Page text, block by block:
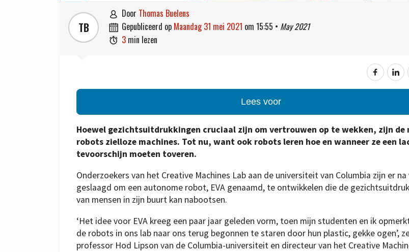
TB
 door Thomas Buelens
 gepubliceerd op maandag 31 mei 2021 om 15:55 • May 2021
 3 min lezen
Lees voor
Hoewel gezichtsuitdrukkingen cruciaal zijn om vertrouwen op te wekken, zijn de
robots zielloze machines. Tot nu, want ook robots leren hoe en wanneer ze een
tevoorschijn moeten toveren.
Onderzoekers van het Creative Machines Lab aan de universiteit van Columbia zijn er
geslaagd om een autonome robot, EVA genaamd, te ontwikkelen die de
van mensen in zijn buurt kan nabootsen.
‘Het idee voor EVA kreeg een paar jaar geleden vorm, toen mijn studenten en ik
de robots in ons lab naar ons terug begonnen te staren door hun plastic, gekke ogen’,
professor Hod Lipson van de Columbia-universiteit en directeur van het Creative